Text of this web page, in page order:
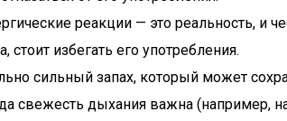
реакции — это реальность,
стоит избегать его употребления.
сильный запах, который может
свежесть дыхания важна (например,